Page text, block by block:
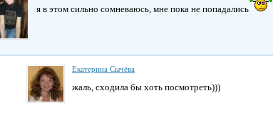
я в этом сильно сомневаюсь, мне пока не попадались
Екатерина Сычёва
жаль, сходила бы хоть посмотреть)))